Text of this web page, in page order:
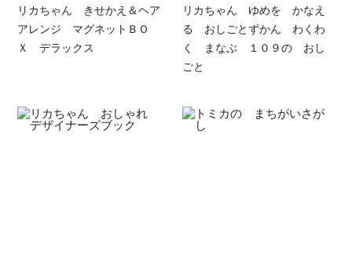
リカちゃん きせかえ＆ヘア
アレンジ マグネットＢＯ
Ｘ デラックス
リカちゃん ゆめを かなえ
る おしごとずかん わくわ
く まなぶ １０９の おし
ごと